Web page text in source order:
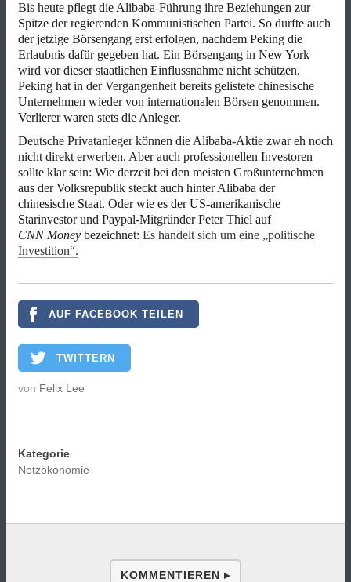
Bis heute pflegt die Alibaba-Führung ihre Beziehungen zur
Spitze der regierenden Kommunistischen Partei. So durfte auch
der jetzige Börsengang erst erfolgen, nachdem Peking die
Erlaubnis dafür gegeben hat. Ein Börsengang in New York
wird vor dieser staatlichen Einflussnahme nicht schützen.
Peking hat in der Vergangenheit bereits gelistete chinesische
Unternehmen wieder von internationalen Börsen genommen.
Verlierer waren stets die Anleger.
Deutsche Privatanleger können die Alibaba-Aktie zwar eh noch
nicht direkt erwerben. Aber auch professionellen Investoren
sollte klar sein: Wie derzeit bei den meisten Großunternehmen
aus der Volksrepublik steckt auch hinter Alibaba der
chinesische Staat. Oder wie es der US-amerikanische
Starinvestor und Paypal-Mitgründer Peter Thiel auf
CNN Money bezeichnet: Es handelt sich um eine „politische
Investition“.
AUF FACEBOOK TEILEN
TWITTERN
von Felix Lee
Kategorie
Netzökonomie
KOMMENTIEREN ▸